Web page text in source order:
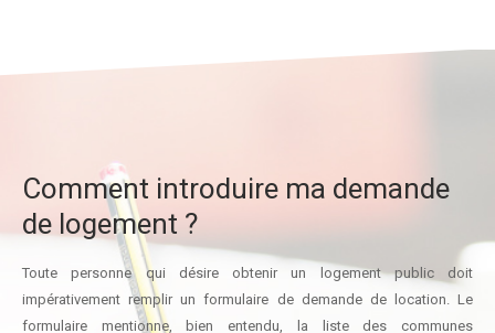
Comment introduire ma demande
de logement ?
Toute personne qui désire obtenir un logement public doit
impérativement remplir un formulaire de demande de location. Le
formulaire mentionne, bien entendu, la liste des communes